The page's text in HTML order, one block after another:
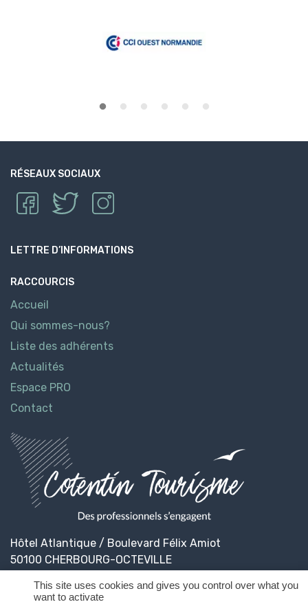
RÉSEAUX SOCIAUX
LETTRE D’INFORMATIONS
RACCOURCIS
Accueil
Qui sommes-nous?
Liste des adhérents
Actualités
Espace PRO
Contact
Hôtel Atlantique / Boulevard Félix Amiot
50100 CHERBOURG-OCTEVILLE
This site uses cookies and gives you control over what you
want to activate